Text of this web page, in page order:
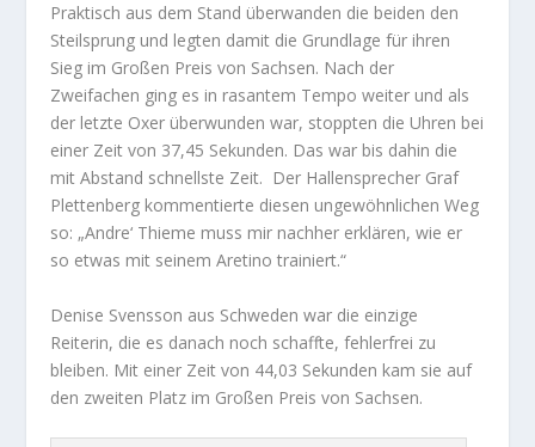
Praktisch aus dem Stand überwanden die beiden den
Steilsprung und legten damit die Grundlage für ihren
Sieg im Großen Preis von Sachsen. Nach der
Zweifachen ging es in rasantem Tempo weiter und als
der letzte Oxer überwunden war, stoppten die Uhren bei
einer Zeit von 37,45 Sekunden. Das war bis dahin die
mit Abstand schnellste Zeit. Der Hallensprecher Graf
Plettenberg kommentierte diesen ungewöhnlichen Weg
so: „Andre‘ Thieme muss mir nachher erklären, wie er
so etwas mit seinem Aretino trainiert.“
Denise Svensson aus Schweden war die einzige
Reiterin, die es danach noch schaffte, fehlerfrei zu
bleiben. Mit einer Zeit von 44,03 Sekunden kam sie auf
den zweiten Platz im Großen Preis von Sachsen.